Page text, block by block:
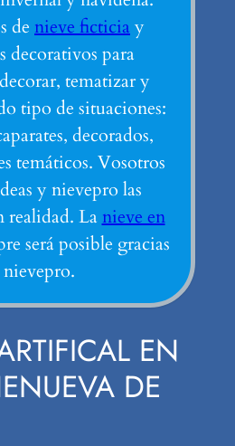
de nieve ficticia y
decorativos para
tematizar y
tipo de situaciones:
decorados,
temáticos. Vosotros
y nievepro las
realidad. La nieve en
será posible gracias
nievepro.
EN
DE